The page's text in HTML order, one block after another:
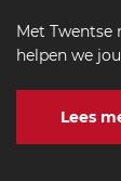
Met Twentse
helpen we
Lees